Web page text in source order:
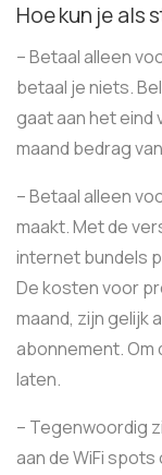
Hoe kun je als
– Betaal alleen
betaal je niets.
gaat aan het eind
maand bedrag
– Betaal alleen
maakt. Met de
internet bundels
De kosten voor
maand, zijn gelijk
abonnement. Om
laten.
– Tegenwoordig
aan de WiFi